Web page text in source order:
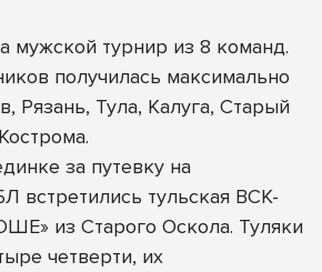
мужской турнир из 8 команд.
получилась максимально
Рязань, Тула, Калуга, Старый
за путевку на
встретились тульская ВСК-
из Старого Оскола. Туляки
четверти, их